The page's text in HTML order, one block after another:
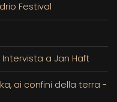
Festival
a Jan Haft
ai confini della terra -